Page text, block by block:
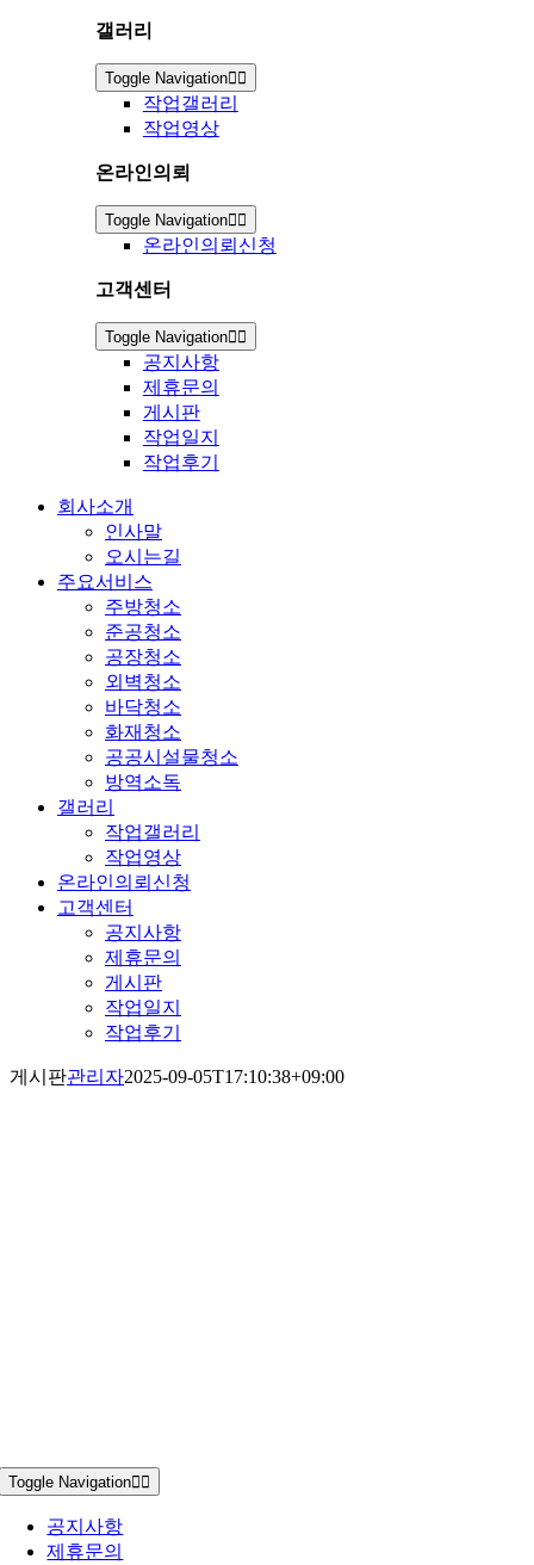
갤러리
Toggle Navigation
작업갤러리
작업영상
온라인의뢰
Toggle Navigation
온라인의뢰신청
고객센터
Toggle Navigation
공지사항
제휴문의
게시판
작업일지
작업후기
회사소개
인사말
오시는길
주요서비스
주방청소
준공청소
공장청소
외벽청소
바닥청소
화재청소
공공시설물청소
방역소독
갤러리
작업갤러리
작업영상
온라인의뢰신청
고객센터
공지사항
제휴문의
게시판
작업일지
작업후기
게시판관리자2025-09-05T17:10:38+09:00
Toggle Navigation
공지사항
제휴문의